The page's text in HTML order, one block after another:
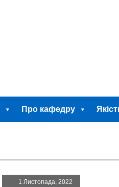
Про кафедру
1 Листопада, 2022